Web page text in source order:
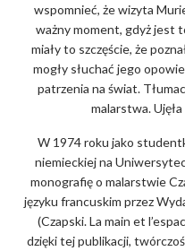
wspomnieć, że wizyta
ważny moment, gdyż jest
miały to szczęście, że
mogły słuchać jego
patrzenia na świat.
malarstwa.
W 1974 roku jako
niemieckiej na
monografię o malarstwie
języku francuskim przez
(Czapski. La main et
dzięki tej publikacji,